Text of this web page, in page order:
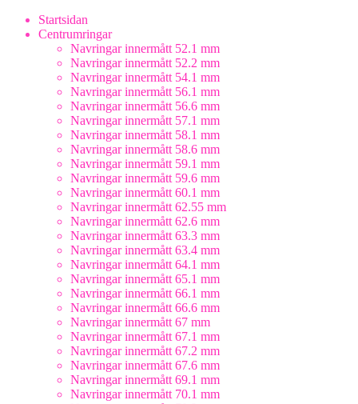
Startsidan
Centrumringar
Navringar innermått 52.1 mm
Navringar innermått 52.2 mm
Navringar innermått 54.1 mm
Navringar innermått 56.1 mm
Navringar innermått 56.6 mm
Navringar innermått 57.1 mm
Navringar innermått 58.1 mm
Navringar innermått 58.6 mm
Navringar innermått 59.1 mm
Navringar innermått 59.6 mm
Navringar innermått 60.1 mm
Navringar innermått 62.55 mm
Navringar innermått 62.6 mm
Navringar innermått 63.3 mm
Navringar innermått 63.4 mm
Navringar innermått 64.1 mm
Navringar innermått 65.1 mm
Navringar innermått 66.1 mm
Navringar innermått 66.6 mm
Navringar innermått 67 mm
Navringar innermått 67.1 mm
Navringar innermått 67.2 mm
Navringar innermått 67.6 mm
Navringar innermått 69.1 mm
Navringar innermått 70.1 mm